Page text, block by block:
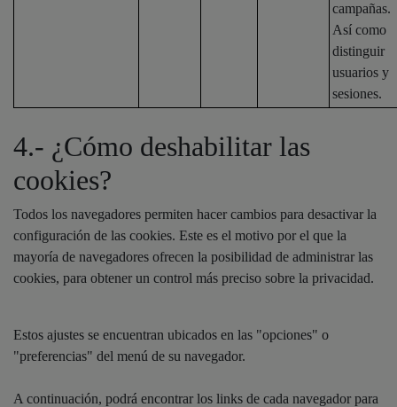
campañas.
Así como
distinguir
usuarios y
sesiones.
4.- ¿Cómo deshabilitar las
cookies?
Todos los navegadores permiten hacer cambios para desactivar la
configuración de las cookies. Este es el motivo por el que la
mayoría de navegadores ofrecen la posibilidad de administrar las
cookies, para obtener un control más preciso sobre la privacidad.
Estos ajustes se encuentran ubicados en las "opciones" o
"preferencias" del menú de su navegador.
A continuación, podrá encontrar los links de cada navegador para